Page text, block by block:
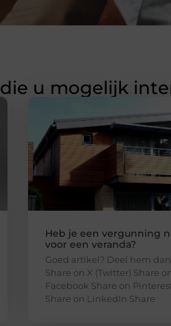
die u mogelijk
Heb je een vergunning
voor een veranda?
Goed artikel? Deel hem
Share on X (Twitter) Share
Facebook Share on
Share on LinkedIn Share